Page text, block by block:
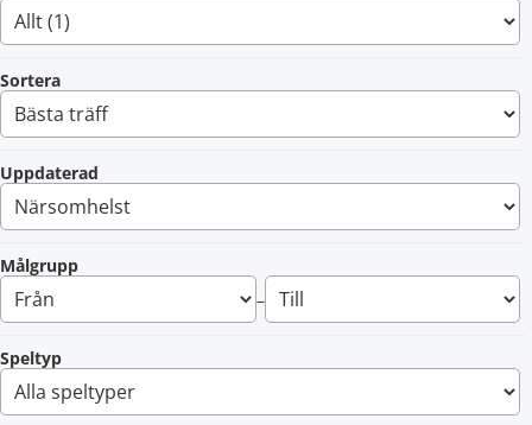
Sortera
Uppdaterad
Målgrupp
–
Speltyp